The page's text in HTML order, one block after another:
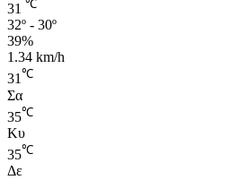
31 ℃
32º - 30º
39%
1.34 km/h
31℃
Σα
35℃
Κυ
35℃
Δε